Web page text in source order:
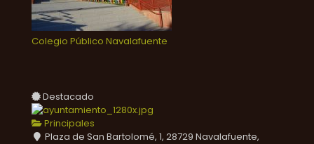
Colegio Público Navalafuente
Destacado
Principales
Plaza de San Bartolomé, 1, 28729 Navalafuente,